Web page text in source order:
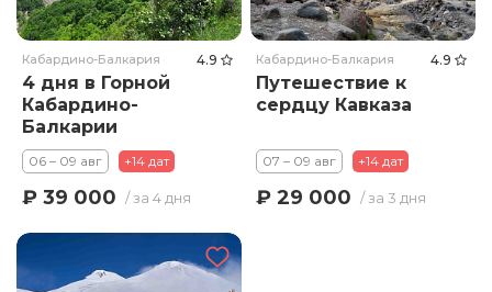
Кабардино-Балкария 4.9
4 дня в Горной
Кабардино-
Балкарии
06 – 09 авг +14 дат
₽ 39 000 / за 4 дня
Кабардино-Балкария 4.9
Путешествие к
сердцу Кавказа
07 – 09 авг +14 дат
₽ 29 000 / за 3 дня